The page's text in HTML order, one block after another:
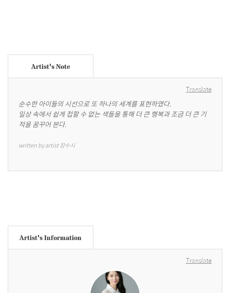
Artist's Note
Translate
순수한 아이들의 시선으로 또 하나의 세계를 표현하였다.
일상 속에서 쉽게 접할 수 없는 색들을 통해 더 큰 행복과 조금 더 큰 기
적을 꿈꾸어 본다.
written by artist 장수시
Artist's Information
Translate